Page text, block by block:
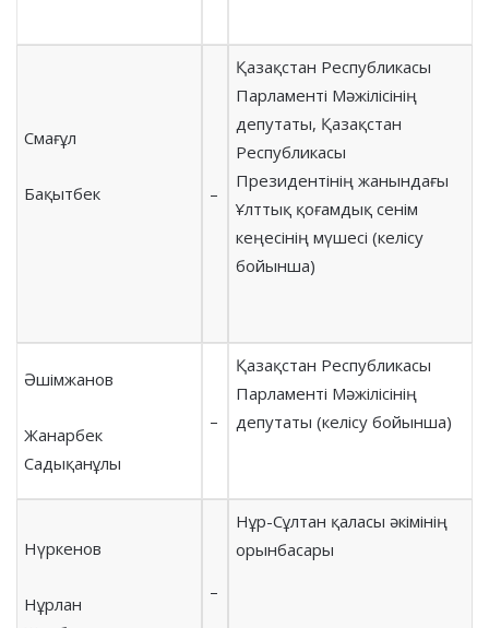
Смағұл
Бақытбек –
Қазақстан Республикасы
Парламенті Мәжілісінің
депутаты, Қазақстан
Республикасы
Президентінің жанындағы
Ұлттық қоғамдық сенім
кеңесінің мүшесі (келісу
бойынша)
Әшімжанов
Жанарбек
Садықанұлы
–
Қазақстан Республикасы
Парламенті Мәжілісінің
депутаты (келісу бойынша)
Нүркенов
Нұрлан
–
Нұр-Сұлтан қаласы әкімінің
орынбасары